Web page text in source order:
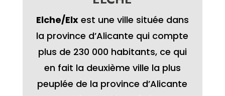
Elche/Elx​ est une ville située dans
la province d’Alicante qui compte
plus de 230 000 habitants, ce qui
en fait la deuxième ville la plus
peuplée de la province d’Alicante